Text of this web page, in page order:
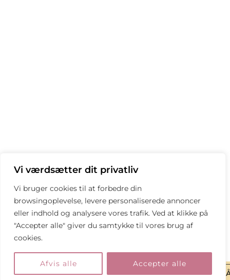
Vi værdsætter dit privatliv
Vi bruger cookies til at forbedre din
browsingoplevelse, levere personaliserede annoncer
eller indhold og analysere vores trafik. Ved at klikke på
"Accepter alle" giver du samtykke til vores brug af
cookies.
Afvis alle Accepter alle
BESTIL EN AFTALE